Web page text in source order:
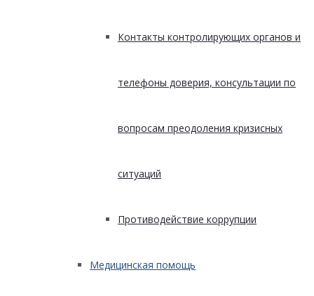
Контакты контролирующих органов и
телефоны доверия, консультации по
вопросам преодоления кризисных
ситуаций
Противодействие коррупции
Медицинская помощь